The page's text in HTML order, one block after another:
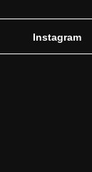
Instagram